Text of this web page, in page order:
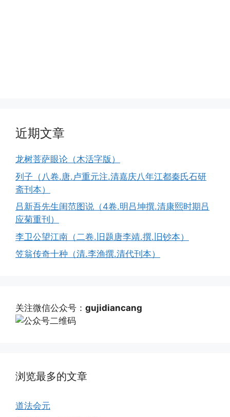
近期文章
龙树菩萨眼论（木活字版）
列子（八卷.唐.卢重元注.清嘉庆八年江都秦氏石研
斋刊本）
吕新吾先生闺范图说（4卷.明吕坤撰.清康熙时期吕
应菊重刊）
李卫公望江南（二卷.旧题唐李靖.撰.旧钞本）
笠翁传奇十种（清.李渔撰.清代刊本）
关注微信公众号： gujidiancang
浏览最多的文章
道法会元